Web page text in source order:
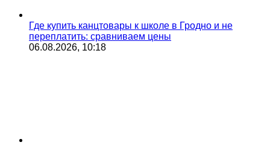
Где купить канцтовары к школе в Гродно и не
переплатить: сравниваем цены
06.08.2026, 10:18